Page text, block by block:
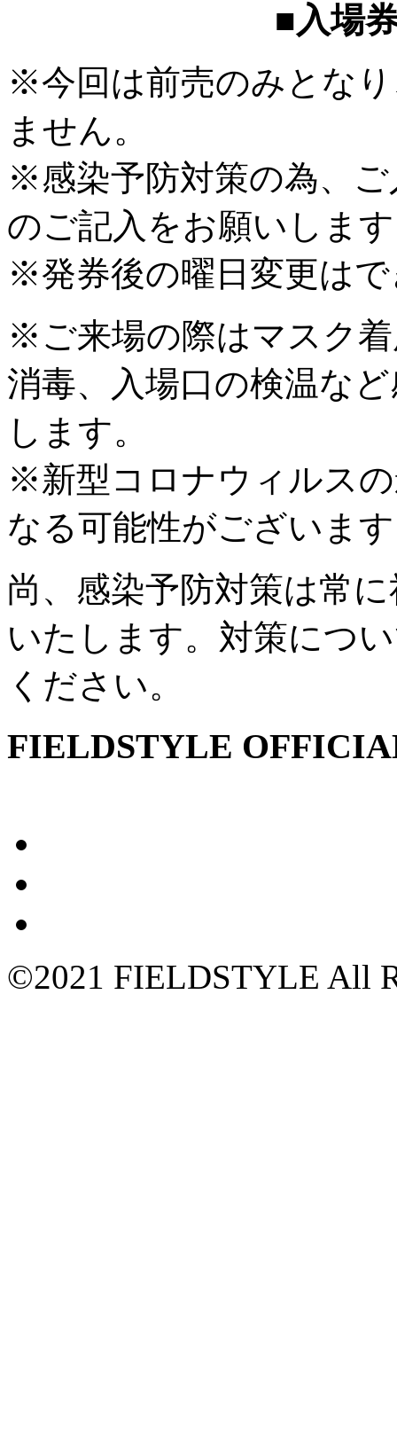
■入場
※今回は前売のみとな
ません。
※感染予防対策の為、
のご記入をお願いしま
※発券後の曜日変更は
※ご来場の際はマスク
消毒、入場口の検温な
します。
※新型コロナウィルス
なる可能性がございま
尚、感染予防対策は常
いたします。対策につ
ください。
FIELDSTYLE
©2021 FIELDSTYLE All